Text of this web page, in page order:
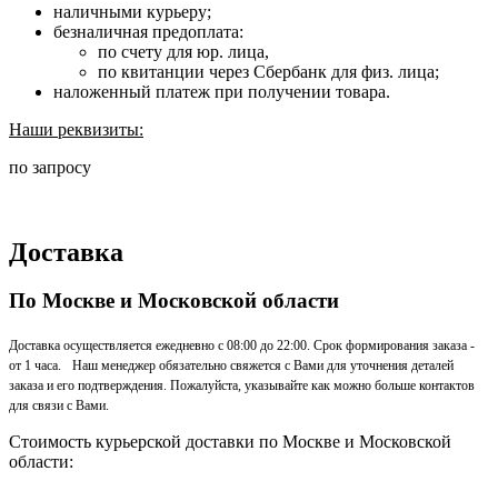
наличными курьеру;
безналичная предоплата:
по счету для юр. лица,
по квитанции через Сбербанк для физ. лица;
наложенный платеж при получении товара.
Наши реквизиты:
по запросу
Доставка
По Москве и Московской области
Доставка осуществляется ежедневно с 08:00 до 22:00. Срок формирования заказа -
от 1 часа. Наш менеджер обязательно свяжется с Вами для уточнения деталей
заказа и его подтверждения. Пожалуйста, указывайте как можно больше контактов
для связи с Вами.
Стоимость курьерской доставки по Москве и Московской
области: